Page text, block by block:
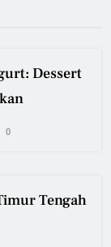
Dessert
0
Tengah